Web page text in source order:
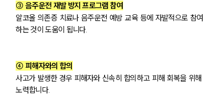
③ 음주운전 재발 방지 프로그램 참여
알코올 의존증 치료나 음주운전 예방 교육 등에 자발적으로 참여
하는 것이 도움이 됩니다.
④ 피해자와의 합의
사고가 발생한 경우 피해자와 신속히 합의하고 피해 회복을 위해
노력합니다.